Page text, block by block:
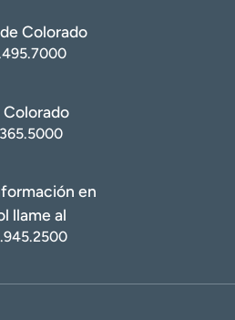
Colorado
Colorado
en
llame al